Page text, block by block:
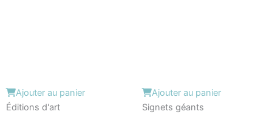
Ajouter au panier
Éditions d'art
Ajouter au panier
Signets géants